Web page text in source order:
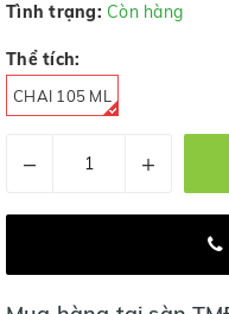
Tình trạng: Còn hàng
Thể tích:
CHAI 105 ML
– +